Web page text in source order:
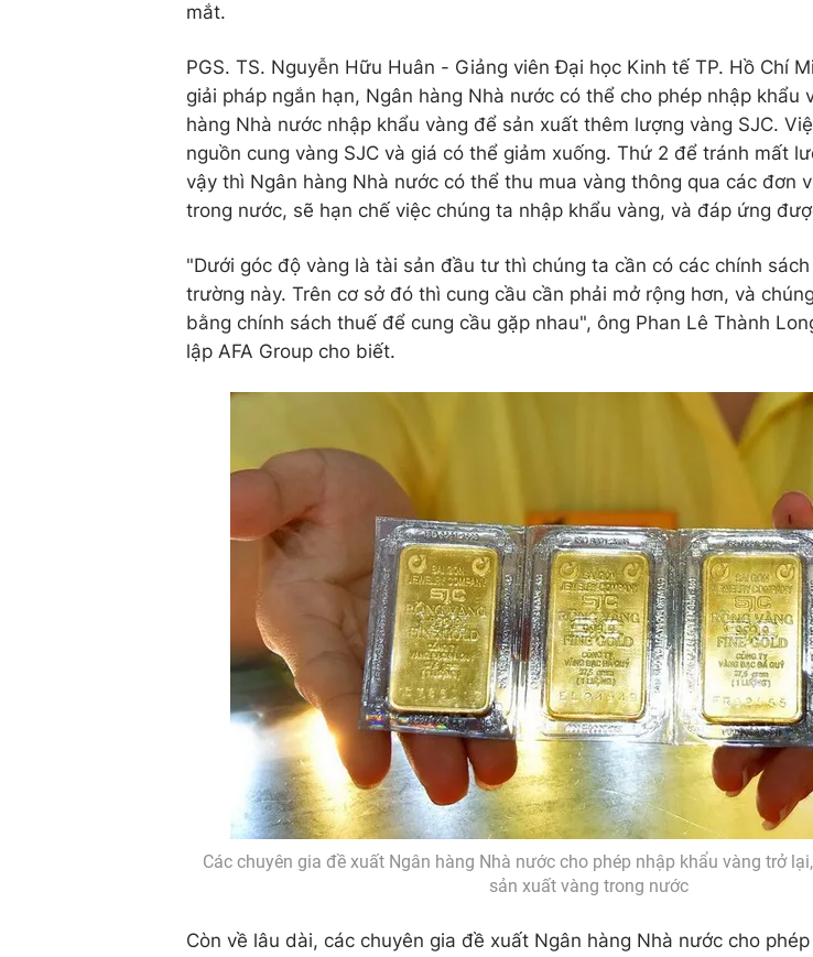
mắt.
PGS. TS. Nguyễn Hữu Huân - Giảng viên Đại học Kinh tế TP. Hồ Chí
giải pháp ngắn hạn, Ngân hàng Nhà nước có thể cho phép nhập khẩu
hàng Nhà nước nhập khẩu vàng để sản xuất thêm lượng vàng SJC.
nguồn cung vàng SJC và giá có thể giảm xuống. Thứ 2 để tránh mất
vậy thì Ngân hàng Nhà nước có thể thu mua vàng thông qua các đơn
trong nước, sẽ hạn chế việc chúng ta nhập khẩu vàng, và đáp ứng
"Dưới góc độ vàng là tài sản đầu tư thì chúng ta cần có các chính
trường này. Trên cơ sở đó thì cung cầu cần phải mở rộng hơn, và
bằng chính sách thuế để cung cầu gặp nhau", ông Phan Lê Thành
lập AFA Group cho biết.
Các chuyên gia đề xuất Ngân hàng Nhà nước cho phép nhập khẩu vàng trở
sản xuất vàng trong nước
Còn về lâu dài, các chuyên gia đề xuất Ngân hàng Nhà nước cho